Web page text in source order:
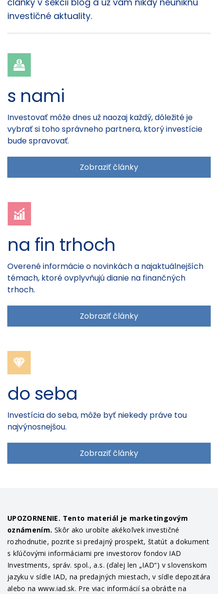
investičné aktuality.
s nami
Investovať môže dnes už naozaj každý, dôležité je
vybrať si toho správneho partnera, ktorý investície
bude spravovať.
Zobraziť články
na fin trhoch
Overené informácie o novinkách a najaktuálnejších
témach, ktoré ovplyvňujú dianie na finančných
trhoch.
Zobraziť články
do seba
Investícia do seba, môže byť niekedy práve tou
najvýnosnejšou.
Zobraziť články
UPOZORNENIE. Tento materiál je marketingovým
oznámením. Skôr ako urobíte akékoľvek investičné
rozhodnutie, pozrite si predajný prospekt, štatút a dokument
s kľúčovými informáciami pre investorov fondov IAD
Investments, správ. spol., a.s. (ďalej len „IAD“) v slovenskom
jazyku v sídle IAD, na predajných miestach, v sídle depozitára
alebo na www.iad.sk. Pre viac informácií sa obráťte na